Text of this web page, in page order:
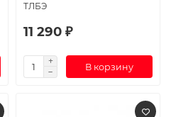
ТЛБЭ
11 290 ₽
В корзину